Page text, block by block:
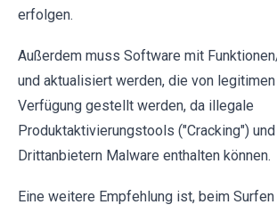
erfolgen.
Außerdem muss Software mit
und aktualisiert werden, die von
Verfügung gestellt werden, da illegale
Produktaktivierungstools ("Cracking")
Drittanbietern Malware enthalten können.
Eine weitere Empfehlung ist, beim